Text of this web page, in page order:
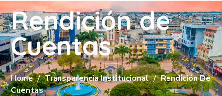
Rendición de
Cuentas
Home Transparencia Institucional
Rendición De
Cuentas